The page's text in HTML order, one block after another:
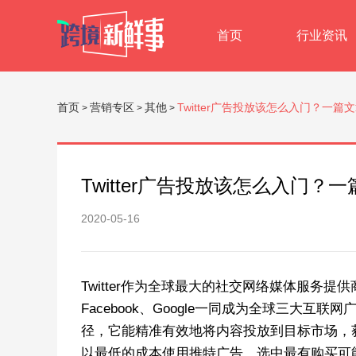
首页 行业资讯
首页 > 营销专区 > 其他 > Twitter广告投放该怎么入门？一篇
Twitter广告投放该怎么入门？一
2020-05-16
Twitter作为全球最大的社交网络媒体服务提
Facebook、Google一同成为全球三大互联网
径，它能精准有效地将内容投放到目标市场